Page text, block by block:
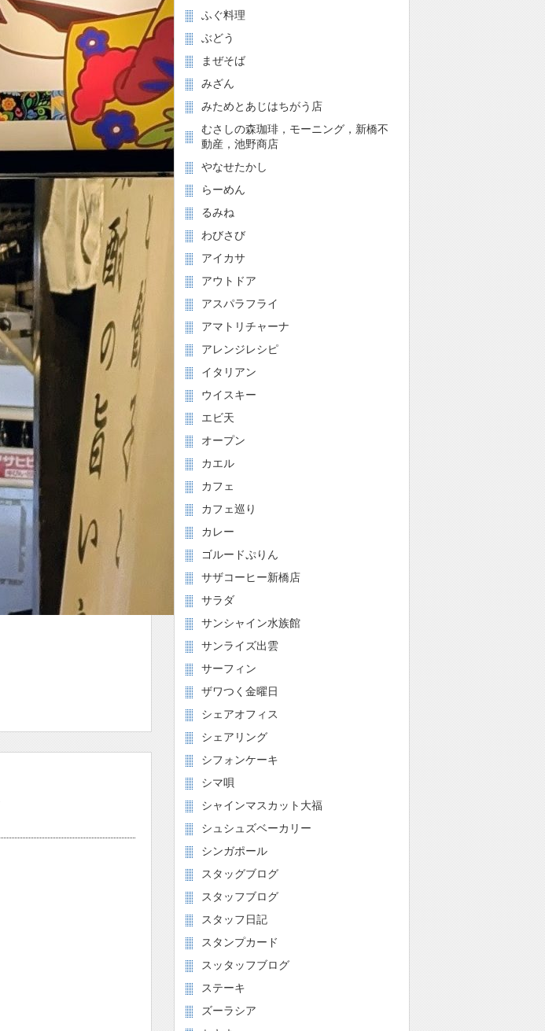
ふぐ料理
ぶどう
まぜそば
みざん
みためとあじはちがう店
むさしの森珈琲，モーニング，新橋不
動産，池野商店
やなせたかし
らーめん
るみね
わびさび
アイカサ
アウトドア
アスパラフライ
アマトリチャーナ
アレンジレシピ
イタリアン
ウイスキー
エビ天
オープン
カエル
カフェ
カフェ巡り
カレー
ゴルードぷりん
サザコーヒー新橋店
サラダ
サンシャイン水族館
サンライズ出雲
サーフィン
ザワつく金曜日
シェアオフィス
シェアリング
シフォンケーキ
シマ唄
シャインマスカット大福
シュシュズベーカリー
シンガポール
スタッグブログ
スタッフブログ
スタッフ日記
スタンプカード
スッタッフブログ
ステーキ
ズーラシア